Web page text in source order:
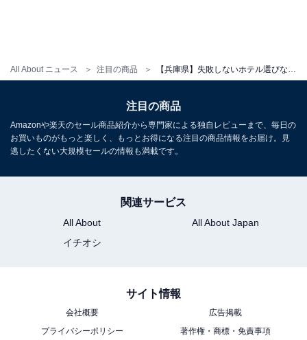
All About ニュース 注目の商品
所在地：兵庫県南あわじ市阿那賀1137-9
交通手段：神戸淡路鳴門自動車道「淡路島南IC」から車
チェックイン・チェックアウト
チェックイン：15:00
注目の商品
Amazonや楽天のセール商品紹介から専門家による独自レビューまで、毎日の
お買いものがもっと楽しく、もっとお得になる注目の商品情報をお届け。見
逃したくない大規模セールの情報も満載です。
関連サービス
All About
All About Japan
イチオシ
サイト情報
会社概要
広告掲載
プライバシーポリシー
著作権・商標・免責事項